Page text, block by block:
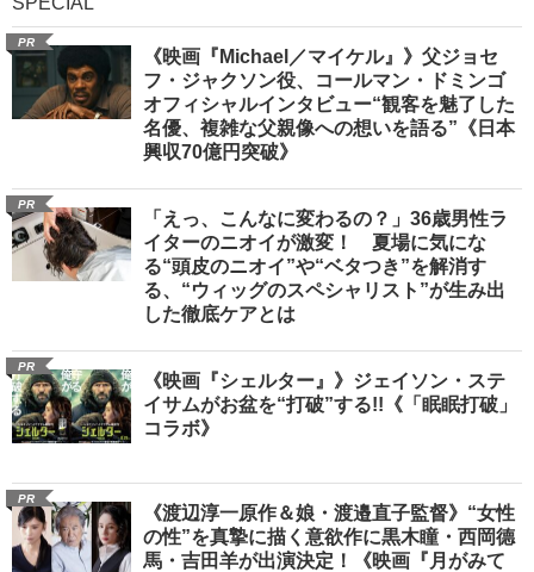
PR
《映画『Michael／マイケル』》父ジョセ
フ・ジャクソン役、コールマン・ドミンゴ
オフィシャルインタビュー“観客を魅了した
名優、複雑な父親像への想いを語る”《日本
興収70億円突破》
PR
「えっ、こんなに変わるの？」36歳男性ラ
イターのニオイが激変！ 夏場に気にな
る“頭皮のニオイ”や“ベタつき”を解消す
る、“ウィッグのスペシャリスト”が生み出
した徹底ケアとは
PR
《映画『シェルター』》ジェイソン・ステ
イサムがお盆を“打破”する!!《「眠眠打破」
コラボ》
PR
《渡辺淳一原作＆娘・渡邉直子監督》“女性
の性”を真摯に描く意欲作に黒木瞳・西岡德
馬・吉田羊が出演決定！《映画『月がみて